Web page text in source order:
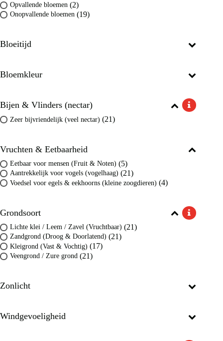
Opvallende bloemen (2)
Onopvallende bloemen (19)
Bloeitijd
Bloemkleur
Bijen & Vlinders (nectar)
Zeer bijvriendelijk (veel nectar) (21)
Vruchten & Eetbaarheid
Eetbaar voor mensen (Fruit & Noten) (5)
Aantrekkelijk voor vogels (vogelhaag) (21)
Voedsel voor egels & eekhoorns (kleine zoogdieren) (4)
Grondsoort
Lichte klei / Leem / Zavel (Vruchtbaar) (21)
Zandgrond (Droog & Doorlatend) (21)
Kleigrond (Vast & Vochtig) (17)
Veengrond / Zure grond (21)
Zonlicht
Windgevoeligheid